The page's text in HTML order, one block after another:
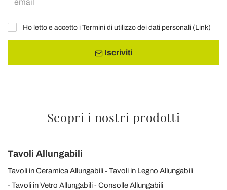
Ho letto e accetto i Termini di utilizzo dei dati personali (Link)
Iscriviti
Scopri i nostri prodotti
Tavoli Allungabili
Tavoli in Ceramica Allungabili
Tavoli in Legno Allungabili
Tavoli in Vetro Allungabili
Consolle Allungabili